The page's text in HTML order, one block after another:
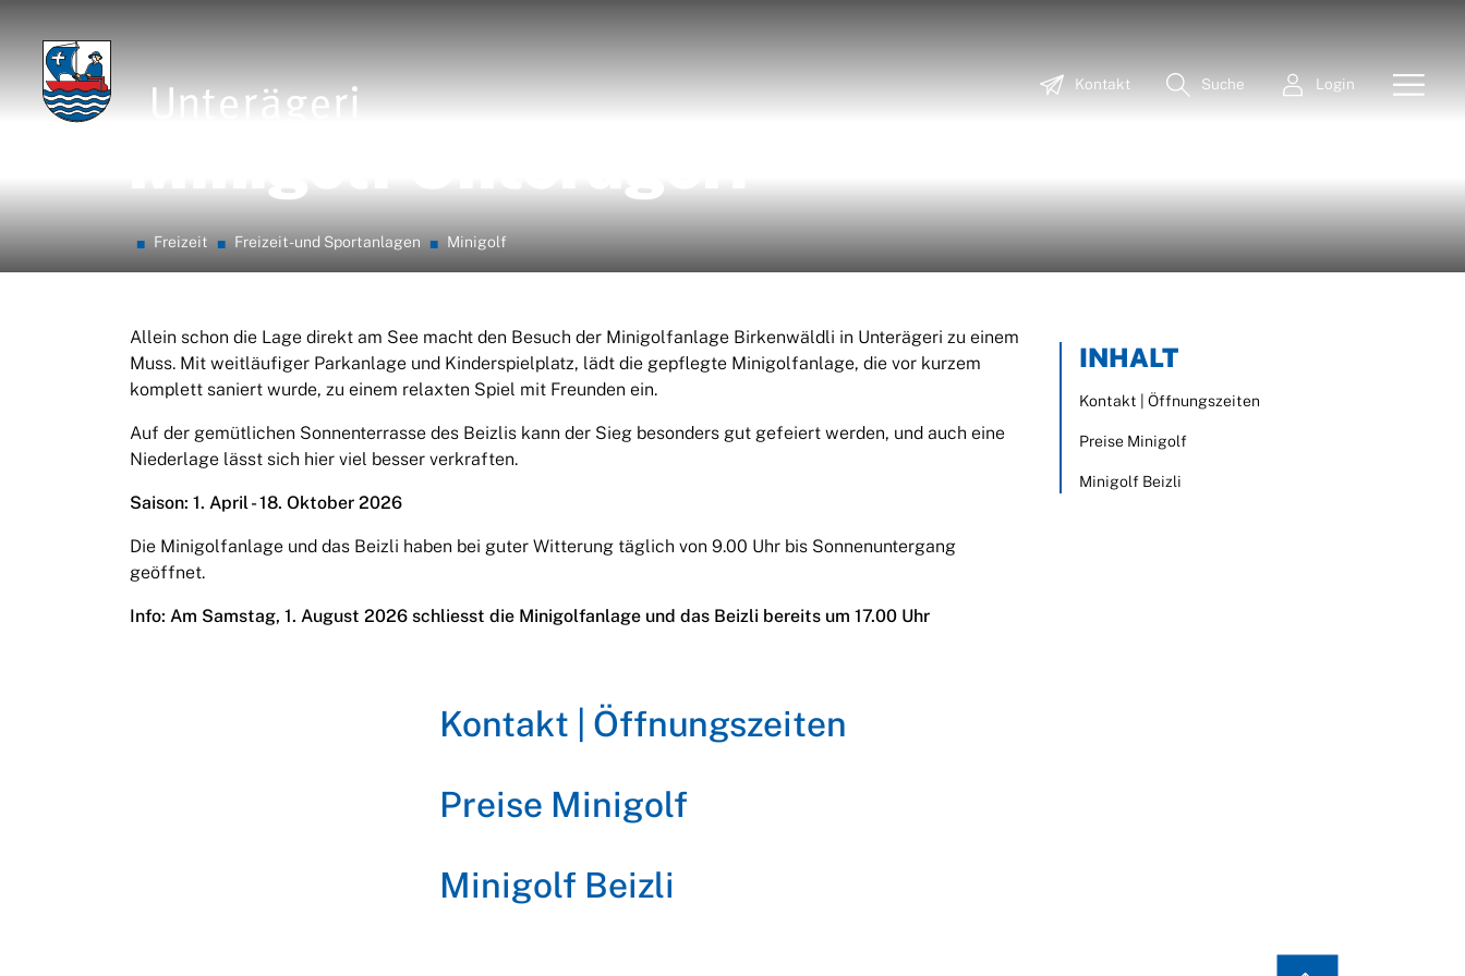
Kontakt Suche Login
Freizeit Freizeit- und Sportanlagen Minigolf(ausgewählt)
INHALT
Kontakt | Öffnungszeiten
Preise Minigolf
Minigolf Beizli
Allein schon die Lage direkt am See macht den Besuch der Minigolfanlage Birkenwäldli in Unterägeri zu einem
Muss. Mit weitläufiger Parkanlage und Kinderspielplatz, lädt die gepflegte Minigolfanlage, die vor kurzem
komplett saniert wurde, zu einem relaxten Spiel mit Freunden ein.
Auf der gemütlichen Sonnenterrasse des Beizlis kann der Sieg besonders gut gefeiert werden, und auch eine
Niederlage lässt sich hier viel besser verkraften.
Saison: 1. April - 18. Oktober 2026
Die Minigolfanlage und das Beizli haben bei guter Witterung täglich von 9.00 Uhr bis Sonnenuntergang
geöffnet.
Info: Am Samstag, 1. August 2026 schliesst die Minigolfanlage und das Beizli bereits um 17.00 Uhr
Kontakt | Öffnungszeiten
Preise Minigolf
Minigolf Beizli